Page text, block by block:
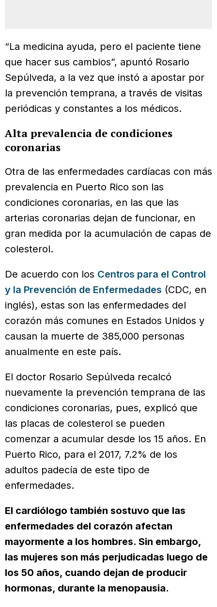
“La medicina ayuda, pero el paciente tiene
que hacer sus cambios”, apuntó Rosario
Sepúlveda, a la vez que instó a apostar por
la prevención temprana, a través de visitas
periódicas y constantes a los médicos.
Alta prevalencia de condiciones
coronarias
Otra de las enfermedades cardíacas con más
prevalencia en Puerto Rico son las
condiciones coronarias, en las que las
arterias coronarias dejan de funcionar, en
gran medida por la acumulación de capas de
colesterol.
De acuerdo con los Centros para el Control
y la Prevención de Enfermedades (CDC, en
inglés), estas son las enfermedades del
corazón más comunes en Estados Unidos y
causan la muerte de 385,000 personas
anualmente en este país.
El doctor Rosario Sepúlveda recalcó
nuevamente la prevención temprana de las
condiciones coronarias, pues, explicó que
las placas de colesterol se pueden
comenzar a acumular desde los 15 años. En
Puerto Rico, para el 2017, 7.2% de los
adultos padecía de este tipo de
enfermedades.
El cardiólogo también sostuvo que las
enfermedades del corazón afectan
mayormente a los hombres. Sin embargo,
las mujeres son más perjudicadas luego de
los 50 años, cuando dejan de producir
hormonas, durante la menopausia.